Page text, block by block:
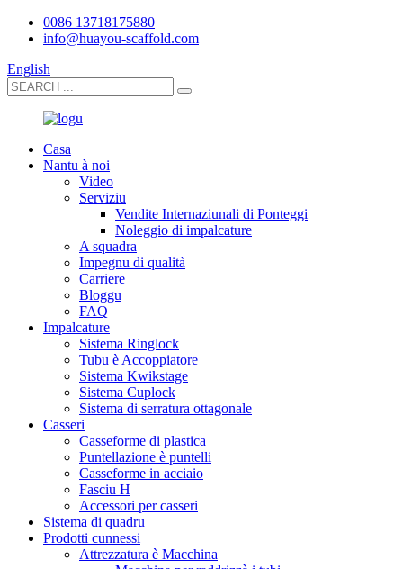
0086 13718175880
info@huayou-scaffold.com
English
Casa
Nantu à noi
Video
Serviziu
Vendite Internaziunali di Ponteggi
Noleggio di impalcature
A squadra
Impegnu di qualità
Carriere
Bloggu
FAQ
Impalcature
Sistema Ringlock
Tubu è Accoppiatore
Sistema Kwikstage
Sistema Cuplock
Sistema di serratura ottagonale
Casseri
Casseforme di plastica
Puntellazione è puntelli
Casseforme in acciaio
Fasciu H
Accessori per casseri
Sistema di quadru
Prodotti cunnessi
Attrezzatura è Macchina